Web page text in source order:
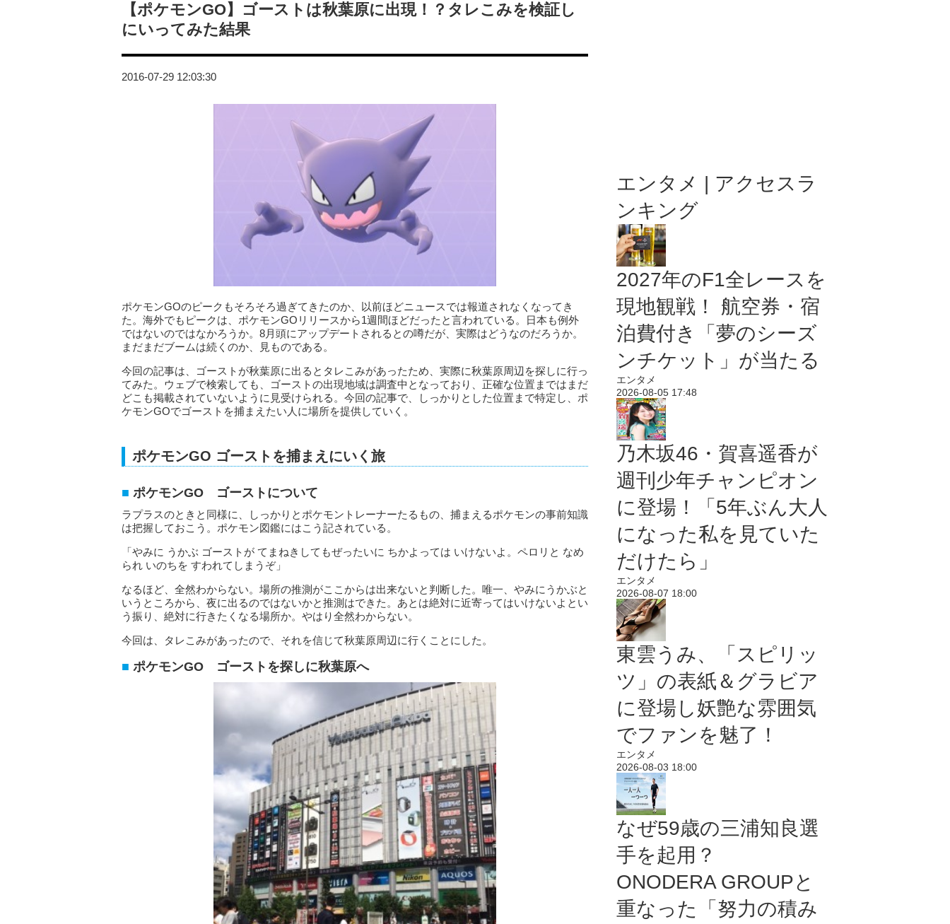
【ポケモンGO】ゴーストは秋葉原に出現！？タレこみを検証し
にいってみた結果
2016-07-29 12:03:30
ポケモンGOのピークもそろそろ過ぎてきたのか、以前ほどニュースでは報道されなくなってき
た。海外でもピークは、ポケモンGOリリースから1週間ほどだったと言われている。日本も例外
ではないのではなかろうか。8月頭にアップデートされるとの噂だが、実際はどうなのだろうか。
まだまだブームは続くのか、見ものである。
今回の記事は、ゴーストが秋葉原に出るとタレこみがあったため、実際に秋葉原周辺を探しに行っ
てみた。ウェブで検索しても、ゴーストの出現地域は調査中となっており、正確な位置まではまだ
どこも掲載されていないように見受けられる。今回の記事で、しっかりとした位置まで特定し、ポ
ケモンGOでゴーストを捕まえたい人に場所を提供していく。
ポケモンGO ゴーストを捕まえにいく旅
ポケモンGO ゴーストについて
ラプラスのときと同様に、しっかりとポケモントレーナーたるもの、捕まえるポケモンの事前知識
は把握しておこう。ポケモン図鑑にはこう記されている。
「やみに うかぶ ゴーストが てまねきしてもぜったいに ちかよっては いけないよ。ペロリと なめ
られ いのちを すわれてしまうぞ」
なるほど、全然わからない。場所の推測がここからは出来ないと判断した。唯一、やみにうかぶと
いうところから、夜に出るのではないかと推測はできた。あとは絶対に近寄ってはいけないよとい
う振り、絶対に行きたくなる場所か。やはり全然わからない。
今回は、タレこみがあったので、それを信じて秋葉原周辺に行くことにした。
ポケモンGO ゴーストを探しに秋葉原へ
エンタメ | アクセスラ
ンキング
2027年のF1全レースを
現地観戦！ 航空券・宿
泊費付き「夢のシーズ
ンチケット」が当たる
エンタメ
2026-08-05 17:48
乃木坂46・賀喜遥香が
週刊少年チャンピオン
に登場！「5年ぶん大人
になった私を見ていた
だけたら」
エンタメ
2026-08-07 18:00
東雲うみ、「スピリッ
ツ」の表紙＆グラビア
に登場し妖艶な雰囲気
でファンを魅了！
エンタメ
2026-08-03 18:00
なぜ59歳の三浦知良選
手を起用？
ONODERA GROUPと
重なった「努力の積み